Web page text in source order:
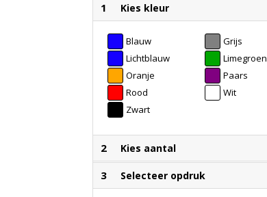
1 Kies kleur
Blauw
Grijs
Lichtblauw
Limegroen
Oranje
Paars
Rood
Wit
Zwart
2 Kies aantal
3 Selecteer opdruk